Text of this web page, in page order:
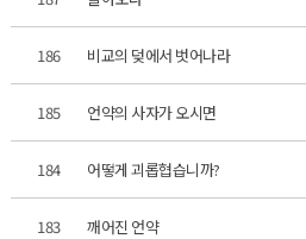
186 비교의 덪에서 벗어나라
185 언약의 사자가 오시면
184 어떻게 괴롭협습니까?
183 깨어진 언약